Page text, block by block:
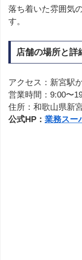
落ち着いた雰囲気
す。
店舗の場所と詳
アクセス：新宮駅
営業時間：9:00〜
住所：和歌山県新
公式HP： 業務スー